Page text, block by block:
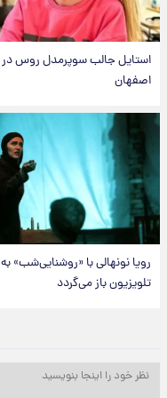
استایل جالب سوپرمدل روس در
اصفهان
رویا نونهالی با «روشنایی‌شب» به
تلویزیون باز می‌گردد